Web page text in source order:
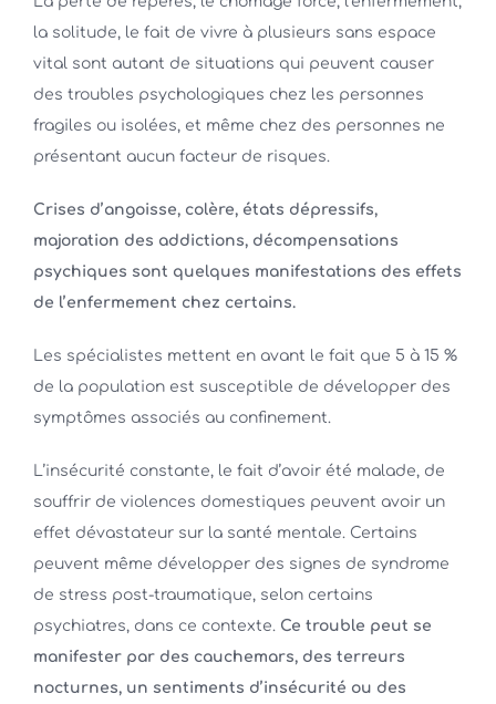
la solitude, le fait de vivre à plusieurs sans espace
vital sont autant de situations qui peuvent causer
des troubles psychologiques chez les personnes
fragiles ou isolées, et même chez des personnes ne
présentant aucun facteur de risques.
Crises d’angoisse, colère, états dépressifs,
majoration des addictions, décompensations
psychiques sont quelques manifestations des effets
de l’enfermement chez certains.
Les spécialistes mettent en avant le fait que 5 à 15 %
de la population est susceptible de développer des
symptômes associés au confinement.
L’insécurité constante, le fait d’avoir été malade, de
souffrir de violences domestiques peuvent avoir un
effet dévastateur sur la santé mentale. Certains
peuvent même développer des signes de syndrome
de stress post-traumatique, selon certains
psychiatres, dans ce contexte. Ce trouble peut se
manifester par des cauchemars, des terreurs
nocturnes, un sentiments d’insécurité ou des